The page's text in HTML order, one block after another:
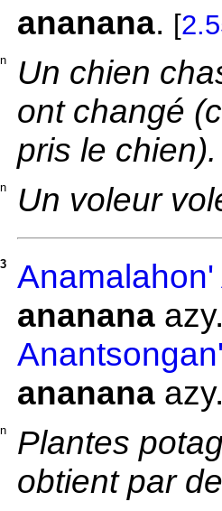
ananana. [
Un chien
ont changé
pris le
Un voleur
Anamalahon'
ananana
ananana
Plantes
obtient par